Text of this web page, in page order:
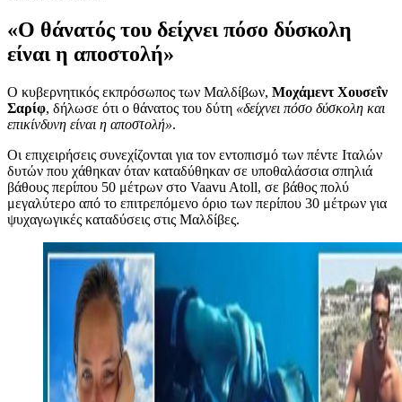
«Ο θάνατός του δείχνει πόσο δύσκολη
είναι η αποστολή»
Ο κυβερνητικός εκπρόσωπος των Μαλδίβων, Μοχάμεντ Χουσεΐν
Σαρίφ, δήλωσε ότι ο θάνατος του δύτη «δείχνει πόσο δύσκολη και
επικίνδυνη είναι η αποστολή».
Οι επιχειρήσεις συνεχίζονται για τον εντοπισμό των πέντε Ιταλών
δυτών που χάθηκαν όταν καταδύθηκαν σε υποθαλάσσια σπηλιά
βάθους περίπου 50 μέτρων στο Vaavu Atoll, σε βάθος πολύ
μεγαλύτερο από το επιτρεπόμενο όριο των περίπου 30 μέτρων για
ψυχαγωγικές καταδύσεις στις Μαλδίβες.